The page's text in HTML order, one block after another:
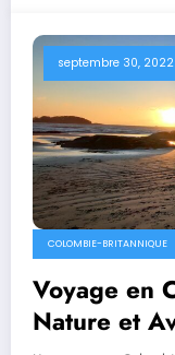
septembre 30, 2022
COLOMBIE-BRITANNIQUE
Voyage en
Nature et